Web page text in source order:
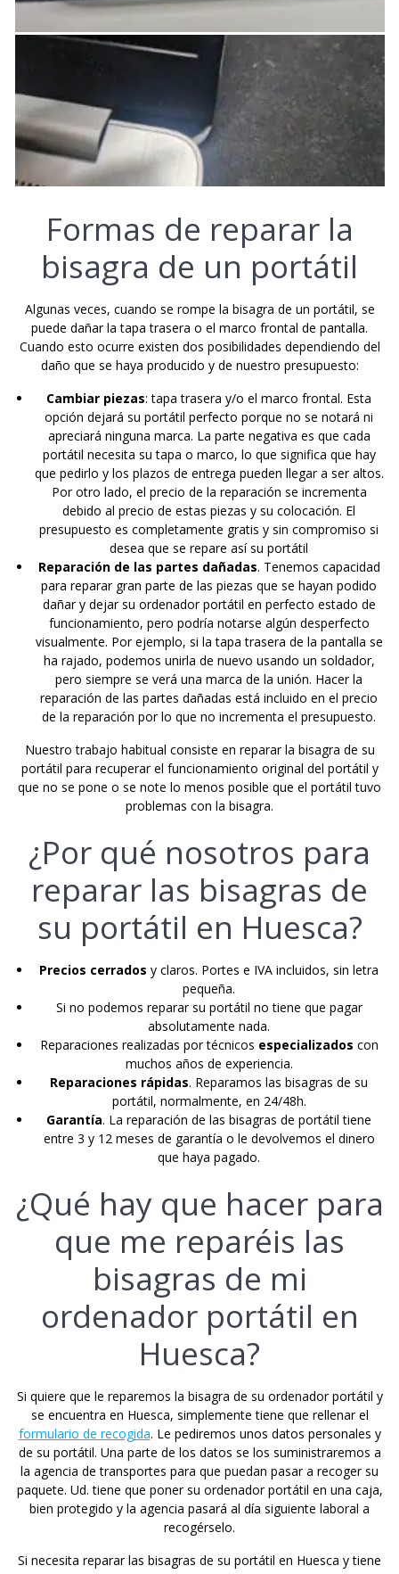
Formas de reparar la
bisagra de un portátil
Algunas veces, cuando se rompe la bisagra de un portátil, se
puede dañar la tapa trasera o el marco frontal de pantalla.
Cuando esto ocurre existen dos posibilidades dependiendo del
daño que se haya producido y de nuestro presupuesto:
Cambiar piezas: tapa trasera y/o el marco frontal. Esta
opción dejará su portátil perfecto porque no se notará ni
apreciará ninguna marca. La parte negativa es que cada
portátil necesita su tapa o marco, lo que significa que hay
que pedirlo y los plazos de entrega pueden llegar a ser altos.
Por otro lado, el precio de la reparación se incrementa
debido al precio de estas piezas y su colocación. El
presupuesto es completamente gratis y sin compromiso si
desea que se repare así su portátil
Reparación de las partes dañadas. Tenemos capacidad
para reparar gran parte de las piezas que se hayan podido
dañar y dejar su ordenador portátil en perfecto estado de
funcionamiento, pero podría notarse algún desperfecto
visualmente. Por ejemplo, si la tapa trasera de la pantalla se
ha rajado, podemos unirla de nuevo usando un soldador,
pero siempre se verá una marca de la unión. Hacer la
reparación de las partes dañadas está incluido en el precio
de la reparación por lo que no incrementa el presupuesto.
Nuestro trabajo habitual consiste en reparar la bisagra de su
portátil para recuperar el funcionamiento original del portátil y
que no se pone o se note lo menos posible que el portátil tuvo
problemas con la bisagra.
¿Por qué nosotros para
reparar las bisagras de
su portátil en Huesca?
Precios cerrados y claros. Portes e IVA incluidos, sin letra
pequeña.
Si no podemos reparar su portátil no tiene que pagar
absolutamente nada.
Reparaciones realizadas por técnicos especializados con
muchos años de experiencia.
Reparaciones rápidas. Reparamos las bisagras de su
portátil, normalmente, en 24/48h.
Garantía. La reparación de las bisagras de portátil tiene
entre 3 y 12 meses de garantía o le devolvemos el dinero
que haya pagado.
¿Qué hay que hacer para
que me reparéis las
bisagras de mi
ordenador portátil en
Huesca?
Si quiere que le reparemos la bisagra de su ordenador portátil y
se encuentra en Huesca, simplemente tiene que rellenar el
formulario de recogida. Le pediremos unos datos personales y
de su portátil. Una parte de los datos se los suministraremos a
la agencia de transportes para que puedan pasar a recoger su
paquete. Ud. tiene que poner su ordenador portátil en una caja,
bien protegido y la agencia pasará al día siguiente laboral a
recogérselo.
Si necesita reparar las bisagras de su portátil en Huesca y tiene